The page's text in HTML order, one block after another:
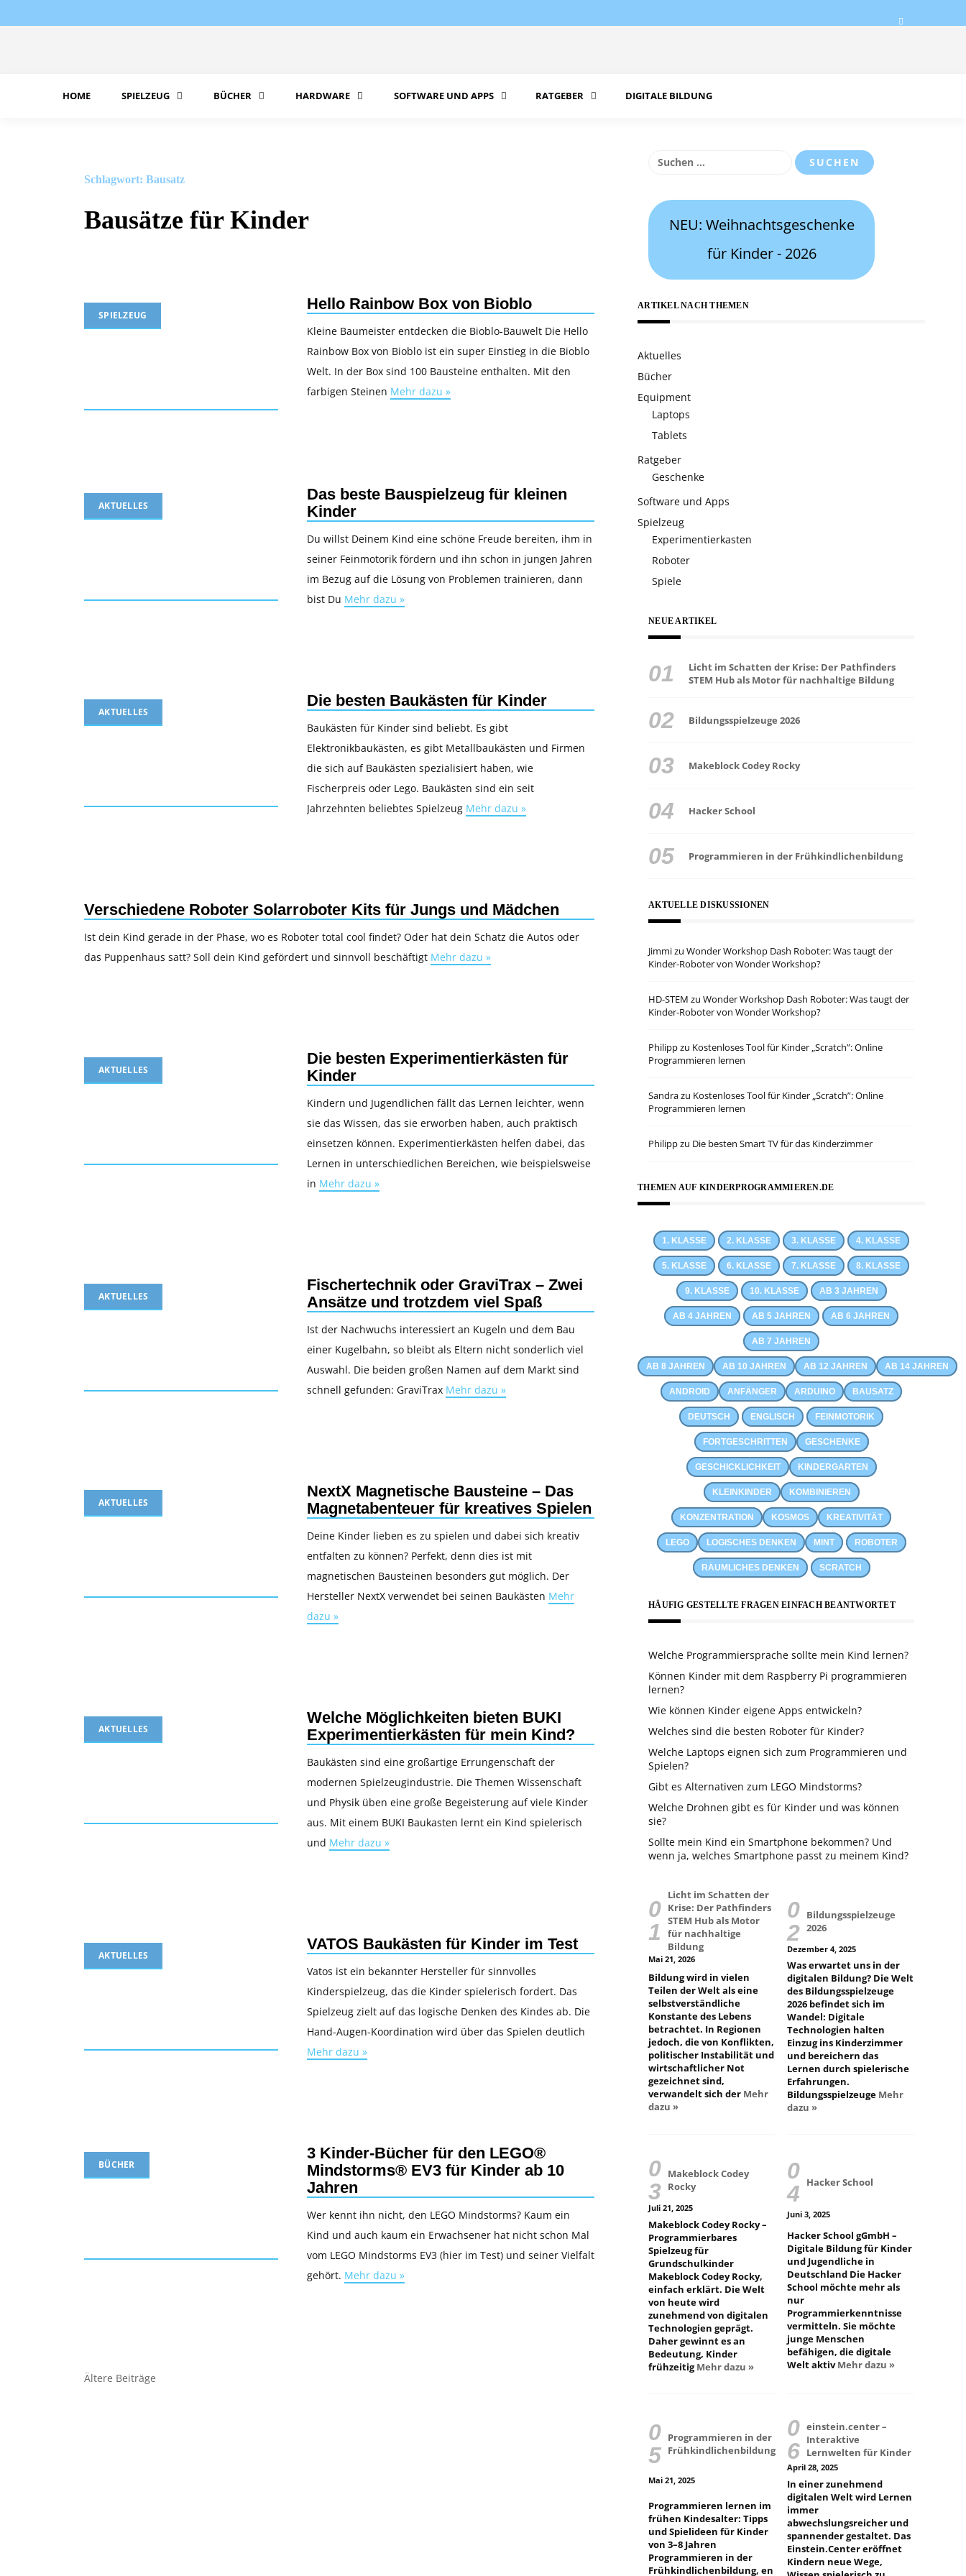
to
HOME SPIELZEUG BÜCHER HARDWARE SOFTWARE UND APPS RATGEBER DIGITALE BILDUNG
Schlagwort: Bausatz
Bausätze für Kinder
SPIELZEUG
Hello Rainbow Box von Bioblo
Kleine Baumeister entdecken die Bioblo-Bauwelt Die Hello
Rainbow Box von Bioblo ist ein super Einstieg in die Bioblo
Welt. In der Box sind 100 Bausteine enthalten. Mit den
farbigen Steinen Mehr dazu »
AKTUELLES
Das beste Bauspielzeug für kleinen
Kinder
Du willst Deinem Kind eine schöne Freude bereiten, ihm in
seiner Feinmotorik fördern und ihn schon in jungen Jahren
im Bezug auf die Lösung von Problemen trainieren, dann
bist Du Mehr dazu »
AKTUELLES
Die besten Baukästen für Kinder
Baukästen für Kinder sind beliebt. Es gibt
Elektronikbaukästen, es gibt Metallbaukästen und Firmen
die sich auf Baukästen spezialisiert haben, wie
Fischerpreis oder Lego. Baukästen sind ein seit
Jahrzehnten beliebtes Spielzeug Mehr dazu »
Verschiedene Roboter Solarroboter Kits für Jungs und Mädchen
Ist dein Kind gerade in der Phase, wo es Roboter total cool findet? Oder hat dein Schatz die Autos oder
das Puppenhaus satt? Soll dein Kind gefördert und sinnvoll beschäftigt Mehr dazu »
AKTUELLES
Die besten Experimentierkästen für
Kinder
Kindern und Jugendlichen fällt das Lernen leichter, wenn
sie das Wissen, das sie erworben haben, auch praktisch
einsetzen können. Experimentierkästen helfen dabei, das
Lernen in unterschiedlichen Bereichen, wie beispielsweise
in Mehr dazu »
AKTUELLES
Fischertechnik oder GraviTrax – Zwei
Ansätze und trotzdem viel Spaß
Ist der Nachwuchs interessiert an Kugeln und dem Bau
einer Kugelbahn, so bleibt als Eltern nicht sonderlich viel
Auswahl. Die beiden großen Namen auf dem Markt sind
schnell gefunden: GraviTrax Mehr dazu »
AKTUELLES
NextX Magnetische Bausteine – Das
Magnetabenteuer für kreatives Spielen
Deine Kinder lieben es zu spielen und dabei sich kreativ
entfalten zu können? Perfekt, denn dies ist mit
magnetischen Bausteinen besonders gut möglich. Der
Hersteller NextX verwendet bei seinen Baukästen Mehr
dazu »
AKTUELLES
Welche Möglichkeiten bieten BUKI
Experimentierkästen für mein Kind?
Baukästen sind eine großartige Errungenschaft der
modernen Spielzeugindustrie. Die Themen Wissenschaft
und Physik üben eine große Begeisterung auf viele Kinder
aus. Mit einem BUKI Baukasten lernt ein Kind spielerisch
und Mehr dazu »
AKTUELLES
VATOS Baukästen für Kinder im Test
Vatos ist ein bekannter Hersteller für sinnvolles
Kinderspielzeug, das die Kinder spielerisch fordert. Das
Spielzeug zielt auf das logische Denken des Kindes ab. Die
Hand-Augen-Koordination wird über das Spielen deutlich
Mehr dazu »
BÜCHER
3 Kinder-Bücher für den LEGO®
Mindstorms® EV3 für Kinder ab 10
Jahren
Wer kennt ihn nicht, den LEGO Mindstorms? Kaum ein
Kind und auch kaum ein Erwachsener hat nicht schon Mal
vom LEGO Mindstorms EV3 (hier im Test) und seiner Vielfalt
gehört. Mehr dazu »
Beitragsnavigation
Ältere Beiträge
Suchen
NEU: Weihnachtsgeschenke
für Kinder - 2026
ARTIKEL NACH THEMEN
Aktuelles
Bücher
Equipment
Laptops
Tablets
Ratgeber
Geschenke
Software und Apps
Spielzeug
Experimentierkasten
Roboter
Spiele
NEUE ARTIKEL
Licht im Schatten der Krise: Der Pathfinders
STEM Hub als Motor für nachhaltige Bildung
Bildungsspielzeuge 2026
Makeblock Codey Rocky
Hacker School
Programmieren in der Frühkindlichenbildung
AKTUELLE DISKUSSIONEN
Jimmizu Wonder Workshop Dash Roboter: Was taugt der
Kinder-Roboter von Wonder Workshop?
HD-STEM zu Wonder Workshop Dash Roboter: Was taugt der
Kinder-Roboter von Wonder Workshop?
Philippzu Kostenloses Tool für Kinder „Scratch”: Online
Programmieren lernen
Sandrazu Kostenloses Tool für Kinder „Scratch”: Online
Programmieren lernen
Philippzu Die besten Smart TV für das Kinderzimmer
THEMEN AUF KINDERPROGRAMMIEREN.DE
1. KLASSE 2. KLASSE 3. KLASSE 4. KLASSE
5. KLASSE 6. KLASSE 7. KLASSE 8. KLASSE
9. KLASSE 10. KLASSE AB 3 JAHREN
AB 4 JAHREN AB 5 JAHREN AB 6 JAHREN
AB 7 JAHREN
AB 8 JAHREN AB 10 JAHREN AB 12 JAHREN AB 14 JAHREN
ANDROID ANFÄNGER ARDUINO BAUSATZ
DEUTSCH ENGLISCH FEINMOTORIK
FORTGESCHRITTEN GESCHENKE
GESCHICKLICHKEIT KINDERGARTEN
KLEINKINDER KOMBINIEREN
KONZENTRATION KOSMOS KREATIVITÄT
LEGO LOGISCHES DENKEN MINT ROBOTER
RÄUMLICHES DENKEN SCRATCH
HÄUFIG GESTELLTE FRAGEN EINFACH BEANTWORTET
Welche Programmiersprache sollte mein Kind lernen?
Können Kinder mit dem Raspberry Pi programmieren
lernen?
Wie können Kinder eigene Apps entwickeln?
Welches sind die besten Roboter für Kinder?
Welche Laptops eignen sich zum Programmieren und
Spielen?
Gibt es Alternativen zum LEGO Mindstorms?
Welche Drohnen gibt es für Kinder und was können
sie?
Sollte mein Kind ein Smartphone bekommen? Und
wenn ja, welches Smartphone passt zu meinem Kind?
Licht im Schatten der
Krise: Der Pathfinders
STEM Hub als Motor
für nachhaltige
Bildung
Mai 21, 2026
Bildung wird in vielen
Teilen der Welt als eine
selbstverständliche
Konstante des Lebens
betrachtet. In Regionen
jedoch, die von Konflikten,
politischer Instabilität und
wirtschaftlicher Not
gezeichnet sind,
verwandelt sich der Mehr
dazu »
Bildungsspielzeuge
2026
Dezember 4, 2025
Was erwartet uns in der
digitalen Bildung? Die Welt
des Bildungsspielzeuge
2026 befindet sich im
Wandel: Digitale
Technologien halten
Einzug ins Kinderzimmer
und bereichern das
Lernen durch spielerische
Erfahrungen.
Bildungsspielzeuge Mehr
dazu »
Makeblock Codey
Rocky
Juli 21, 2025
Makeblock Codey Rocky –
Programmierbares
Spielzeug für
Grundschulkinder
Makeblock Codey Rocky,
einfach erklärt. Die Welt
von heute wird
zunehmend von digitalen
Technologien geprägt.
Daher gewinnt es an
Bedeutung, Kinder
frühzeitigMehr dazu »
Hacker School
Juni 3, 2025
Hacker School gGmbH –
Digitale Bildung für Kinder
und Jugendliche in
Deutschland Die Hacker
School möchte mehr als
nur
Programmierkenntnisse
vermitteln. Sie möchte
junge Menschen
befähigen, die digitale
Welt aktivMehr dazu »
Programmieren in der
Frühkindlichenbildung
Mai 21, 2025
Programmieren lernen im
frühen Kindesalter: Tipps
und Spielideen für Kinder
von 3–8 Jahren
Programmieren in der
Frühkindlichenbildung, en
einstein.center –
Interaktive
Lernwelten für Kinder
April 28, 2025
In einer zunehmend
digitalen Welt wird Lernen
immer
abwechslungsreicher und
spannender gestaltet. Das
Einstein.Center eröffnet
Kindern neue Wege,